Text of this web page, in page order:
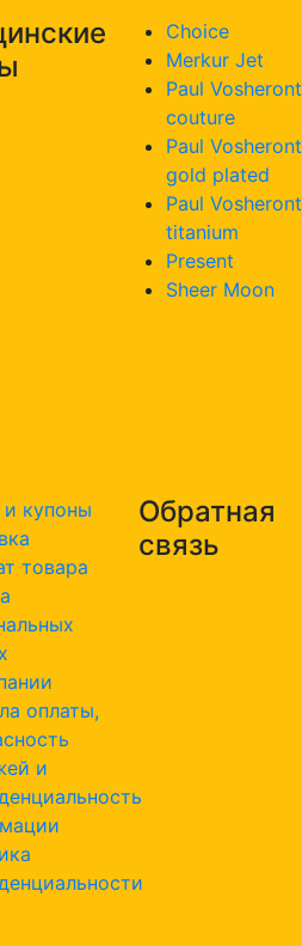
Choice
Merkur Jet
Paul Vosheront
couture
Paul Vosheront
gold plated
Paul Vosheront
titanium
Present
Sheer Moon
купоны
товара
оплаты,
и
Обратная
связь